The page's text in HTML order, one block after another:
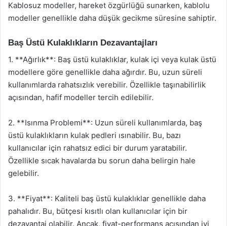
Kablosuz modeller, hareket özgürlüğü sunarken, kablolu
modeller genellikle daha düşük gecikme süresine sahiptir.
Baş Üstü Kulaklıkların Dezavantajları
1. **Ağırlık**: Baş üstü kulaklıklar, kulak içi veya kulak üstü
modellere göre genellikle daha ağırdır. Bu, uzun süreli
kullanımlarda rahatsızlık verebilir. Özellikle taşınabilirlik
açısından, hafif modeller tercih edilebilir.
2. **Isınma Problemi**: Uzun süreli kullanımlarda, baş
üstü kulaklıkların kulak pedleri ısınabilir. Bu, bazı
kullanıcılar için rahatsız edici bir durum yaratabilir.
Özellikle sıcak havalarda bu sorun daha belirgin hale
gelebilir.
3. **Fiyat**: Kaliteli baş üstü kulaklıklar genellikle daha
pahalıdır. Bu, bütçesi kısıtlı olan kullanıcılar için bir
dezavantaj olabilir. Ancak, fiyat-performans açısından iyi